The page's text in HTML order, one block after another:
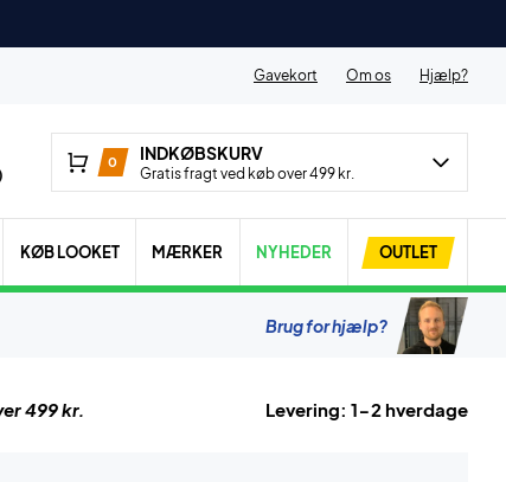
Gavekort Om os Hjælp?
0 INDKØBSKURV
Gratis fragt ved køb over 499 kr.
KØB LOOKET MÆRKER NYHEDER OUTLET
Brug for hjælp?
499 kr. Levering: 1-2 hverdage